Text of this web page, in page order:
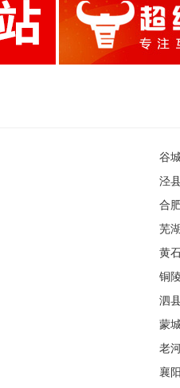
谷
泾
合
芜
黄
铜
泗
蒙
老
襄